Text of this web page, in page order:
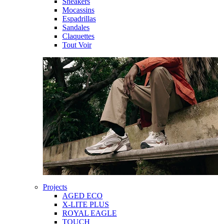
Mocassins
Espadrillas
Sandales
Claquettes
Tout Voir
Projects
AGED ECO
X-LITE PLUS
ROYAL EAGLE
TOUCH